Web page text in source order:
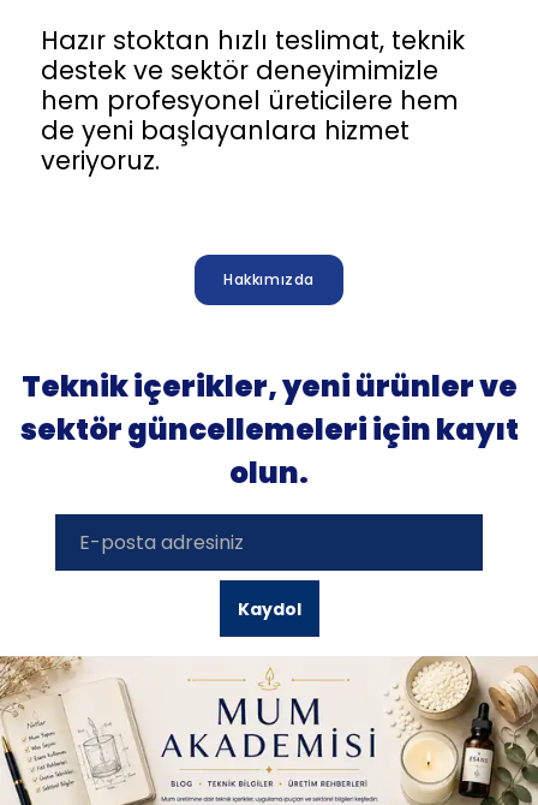
Hazır stoktan hızlı teslimat, teknik
destek ve sektör deneyimimizle
hem profesyonel üreticilere hem
de yeni başlayanlara hizmet
veriyoruz.
Hakkımızda
Teknik içerikler, yeni ürünler ve
sektör güncellemeleri için kayıt
olun.
Kaydol